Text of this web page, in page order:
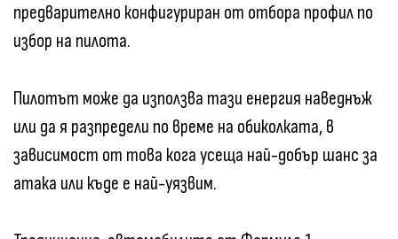
предварително конфигуриран от отбора профил по
избор на пилота.
Пилотът може да използва тази енергия наведнъж
или да я разпредели по време на обиколката, в
зависимост от това кога усеща най-добър шанс за
атака или къде е най-уязвим.